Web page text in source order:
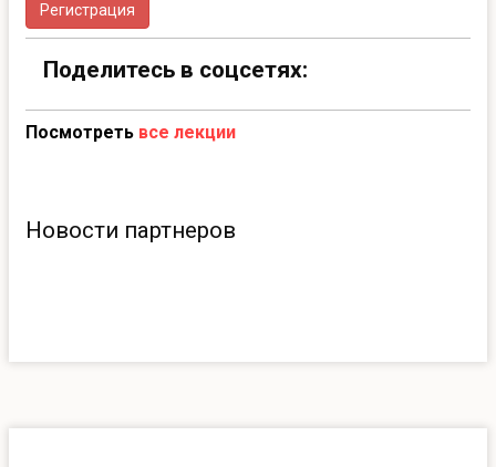
Регистрация
Поделитесь в соцсетях:
Посмотреть все лекции
Новости партнеров